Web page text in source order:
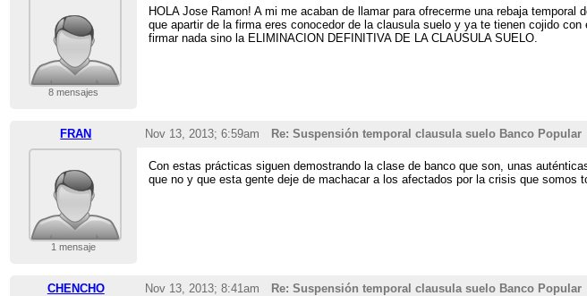
8 mensajes
HOLA Jose Ramon! A mi me acaban de llamar para ofrecerme una rebaja
que apartir de la firma eres conocedor de la clausula suelo y ya te tienen cojido
firmar nada sino la ELIMINACION DEFINITIVA DE LA CLAUSULA SUELO.
FRAN Nov 13, 2013; 6:59am Re: Suspensión temporal clausula suelo Banco Popular
1 mensaje
Con estas prácticas siguen demostrando la clase de banco que son, unas
que no y que esta gente deje de machacar a los afectados por la crisis que somos
CHENCHO Nov 13, 2013; 8:41am Re: Suspensión temporal clausula suelo Banco Popular